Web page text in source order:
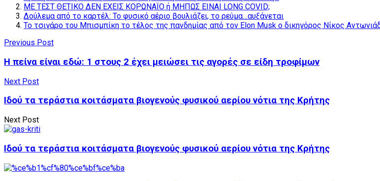
ΜΕ ΤΕΣΤ ΘΕΤΙΚΟ ΔΕΝ ΕΧΕΙΣ ΚΟΡΩΝΑΪO ή ΜΗΠΩΣ ΕΙΝAI LONG COVID;
Δούλεμα από το καρτέλ: Το φυσικό αέριο βουλιάζει, το ρεύμα…αυξάνεται
Το τσιγάρο του Μπισμπίκη το τέλος της πανδημίας από τον Elon Musk ο δικηγόρος Νίκος
Previous Post
Η πείνα είναι εδώ: 1 στους 2 έχει μειώσει τις αγορές σε είδη τροφίμων
Next Post
Ιδού τα τεράστια κοιτάσματα βιογενούς φυσικού αερίου νότια της Κρήτης
Next Post
Ιδού τα τεράστια κοιτάσματα βιογενούς φυσικού αερίου νότια της Κρήτης